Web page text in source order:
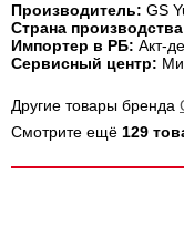
Производитель: GS
Страна
Импортер в РБ: Акт-
Сервисный центр:
Другие товары бренда
Смотрите ещё 129